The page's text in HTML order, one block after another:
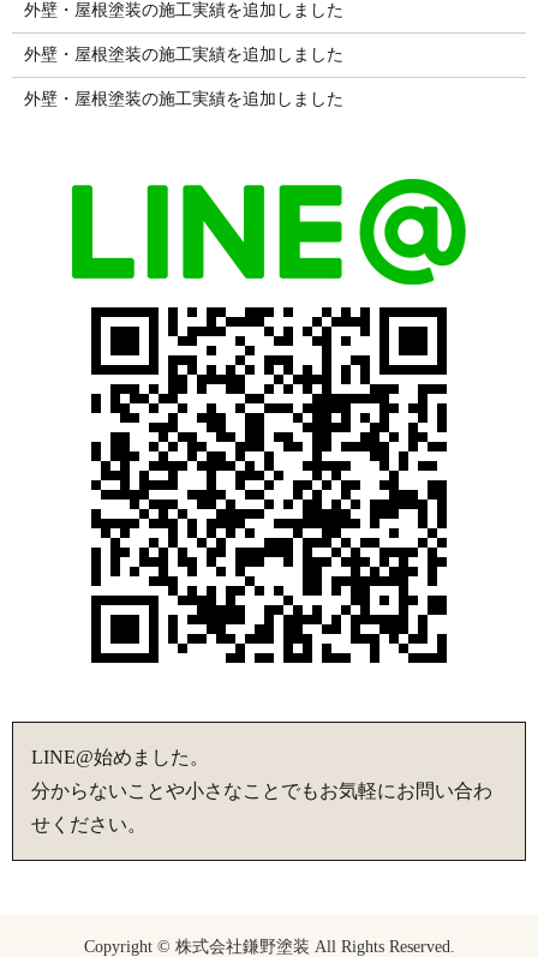
外壁・屋根塗装の施工実績を追加しました
外壁・屋根塗装の施工実績を追加しました
外壁・屋根塗装の施工実績を追加しました
LINE@始めました。
分からないことや小さなことでもお気軽にお問い合わ
せください。
Copyright © 株式会社鎌野塗装 All Rights Reserved.